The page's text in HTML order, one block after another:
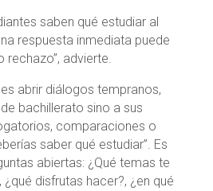
saben qué estudiar al
respuesta inmediata puede
rechazo”, advierte.
abrir diálogos tempranos,
bachillerato sino a sus
comparaciones o
saber qué estudiar”. Es
abiertas: ¿Qué temas te
¿qué disfrutas hacer?, ¿en qué